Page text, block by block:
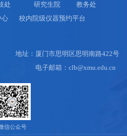
处 研究生院
教务处
心 校内院级仪器预约平台
地址：厦门市思明区思明南路422号
电子邮箱：clb@xmu.edu.cn
信公众号